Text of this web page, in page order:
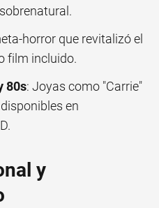
horror que revitalizó el
film incluido.
80s: Joyas como "Carrie"
en
y